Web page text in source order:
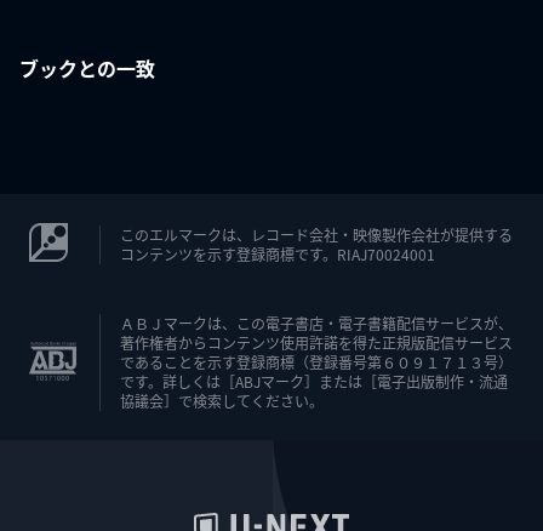
ブックとの一致
このエルマークは、レコード会社・映像製作会社が提供する
コンテンツを示す登録商標です。RIAJ70024001
ＡＢＪマークは、この電子書店・電子書籍配信サービスが、
著作権者からコンテンツ使用許諾を得た正規版配信サービス
であることを示す登録商標（登録番号第６０９１７１３号）
です。詳しくは［ABJマーク］または［電子出版制作・流通
協議会］で検索してください。